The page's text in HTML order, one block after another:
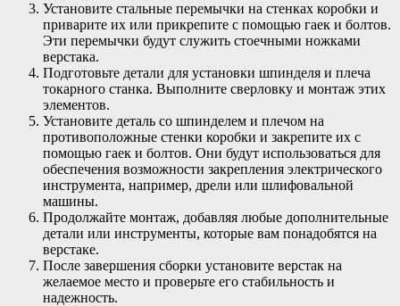
Установите стальные перемычки на стенках коробки и
приварите их или прикрепите с помощью гаек и болтов.
Эти перемычки будут служить стоечными ножками
верстака.
Подготовьте детали для установки шпинделя и плеча
токарного станка. Выполните сверловку и монтаж этих
элементов.
Установите деталь со шпинделем и плечом на
противоположные стенки коробки и закрепите их с
помощью гаек и болтов. Они будут использоваться для
обеспечения возможности закрепления электрического
инструмента, например, дрели или шлифовальной
машины.
Продолжайте монтаж, добавляя любые дополнительные
детали или инструменты, которые вам понадобятся на
верстаке.
После завершения сборки установите верстак на
желаемое место и проверьте его стабильность и
надежность.